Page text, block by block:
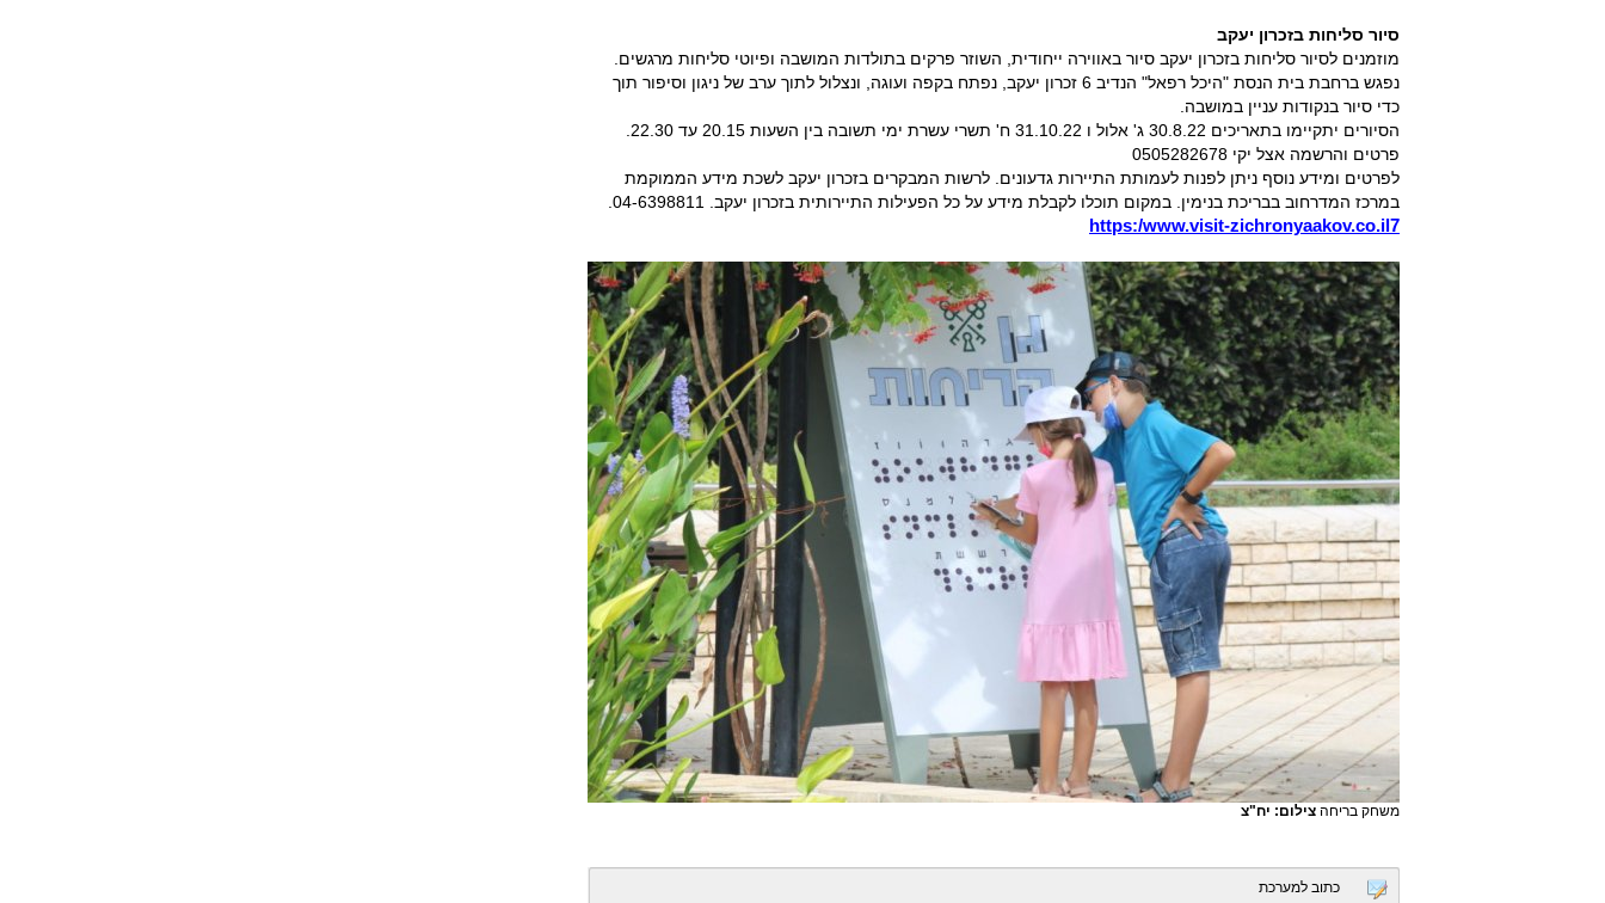
סיור סליחות בזכרון יעקב
מוזמנים לסיור סליחות בזכרון יעקב סיור באווירה ייחודית, השוזר פרקים בתולדות המושבה ופיוטי סליחות מרגשים.
נפגש ברחבת בית הנסת "היכל רפאל" הנדיב 6 זכרון יעקב, נפתח בקפה ועוגה, ונצלול לתוך ערב של ניגון וסיפור תוך
כדי סיור בנקודות עניין במושבה.
הסיורים יתקיימו בתאריכים 30.8.22 ג' אלול ו 31.10.22 ח' תשרי עשרת ימי תשובה בין השעות 20.15 עד 22.30.
פרטים והרשמה אצל יקי 0505282678
לפרטים ומידע נוסף ניתן לפנות לעמותת התיירות גדעונים. לרשות המבקרים בזכרון יעקב לשכת מידע הממוקמת
במרכז המדרחוב בבריכת בנימין. במקום תוכלו לקבלת מידע על כל הפעילות התיירותית בזכרון יעקב. 04-6398811.
https:/www.visit-zichronyaakov.co.il7
משחק בריחה צילום: יח"צ
כתוב למערכת